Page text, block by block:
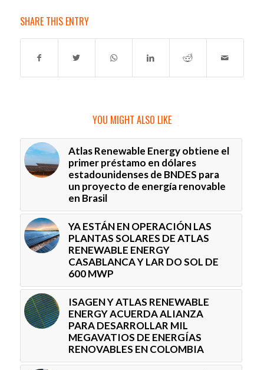
SHARE THIS ENTRY
YOU MIGHT ALSO LIKE
Atlas Renewable Energy obtiene el
primer préstamo en dólares
estadounidenses de BNDES para
un proyecto de energía renovable
en Brasil
YA ESTÁN EN OPERACIÓN LAS
PLANTAS SOLARES DE ATLAS
RENEWABLE ENERGY
CASABLANCA Y LAR DO SOL DE
600 MWP
ISAGEN Y ATLAS RENEWABLE
ENERGY ACUERDA ALIANZA
PARA DESARROLLAR MIL
MEGAVATIOS DE ENERGÍAS
RENOVABLES EN COLOMBIA